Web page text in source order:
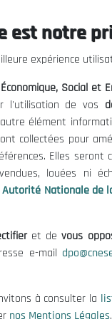
utiles
Protection des
Cookies
Conseil National
est notre
expérience
Social et
l'utilisation de vos
élément
collectées pour
Elles seront
louées ni
Autorité Nationale de
et devous
e-mail
à consulter la
nos Mentions Légales,